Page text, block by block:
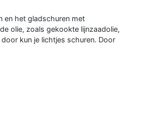
en het gladschuren met
olie, zoals gekookte lijnzaadolie,
kun je lichtjes schuren. Door